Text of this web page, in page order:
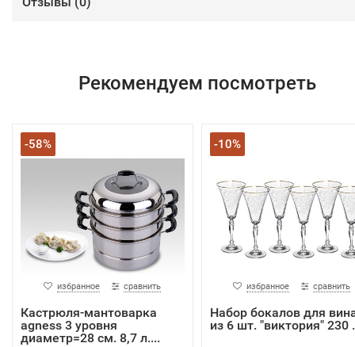
Рекомендуем посмотреть
-58%
избранное сравнить
Кастрюля-мантоварка
agness 3 уровня
диаметр=28 см. 8,7 л....
-10%
избранное сравнить
Набор бокалов для
из 6 шт. "виктория" 230